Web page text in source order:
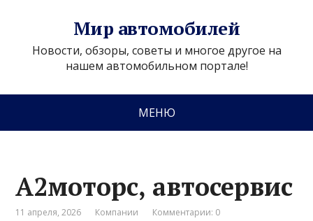
Мир автомобилей
Новости, обзоры, советы и многое другое на
нашем автомобильном портале!
МЕНЮ
А2моторс, автосервис
11 апреля, 2026 Компании Комментарии: 0